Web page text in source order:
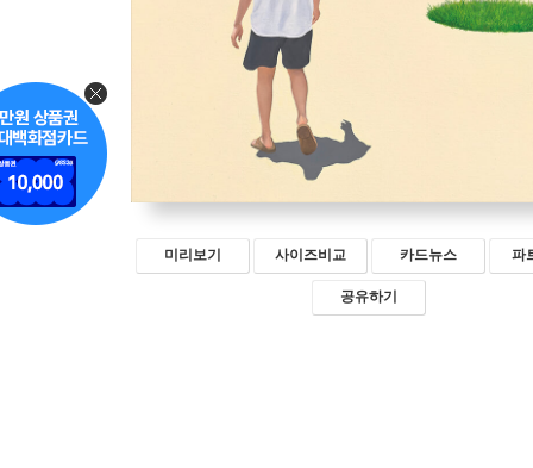
미리보기 사이즈비교 카드뉴스 파
공유하기